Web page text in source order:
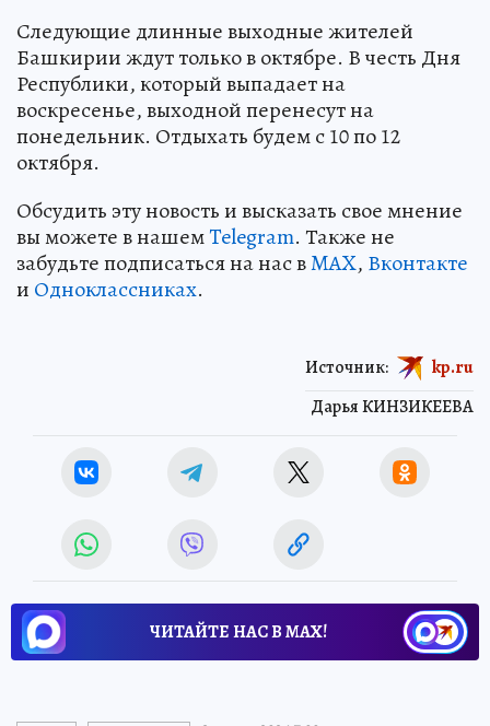
Следующие длинные выходные жителей
Башкирии ждут только в октябре. В честь Дня
Республики, который выпадает на
воскресенье, выходной перенесут на
понедельник. Отдыхать будем с 10 по 12
октября.
Обсудить эту новость и высказать свое мнение
вы можете в нашемTelegram. Также не
забудьте подписаться на нас вMAX, Вконтакте
и Одноклассниках.
Дарья КИНЗИКЕЕВА
Источник: kp.ru
ЧИТАЙТЕ НАС В МАХ!